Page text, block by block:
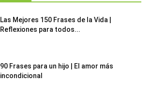
Las Mejores 150 Frases de la Vida |
Reflexiones para todos...
90 Frases para un hijo | El amor más
incondicional